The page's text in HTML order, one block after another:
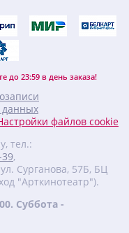
до 23:59 в день заказа!
данных
файлов cookie
тел.:
,
Сурганова, 57Б, БЦ
"Арткинотеатр").
Суббота -